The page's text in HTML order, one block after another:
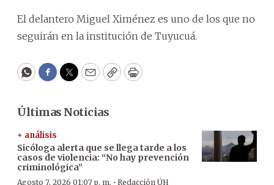
El delantero Miguel Ximénez es uno de los que no
seguirán en la institución de Tuyucuá.
WhatsApp
Facebook
Twitter
EmailCopyPrint
Últimas Noticias
+ análisis
Sicóloga alerta que se llega tarde a los
casos de violencia: “No hay prevención
criminológica”
Agosto 7, 2026 01:07 p. m. Redacción ÚH